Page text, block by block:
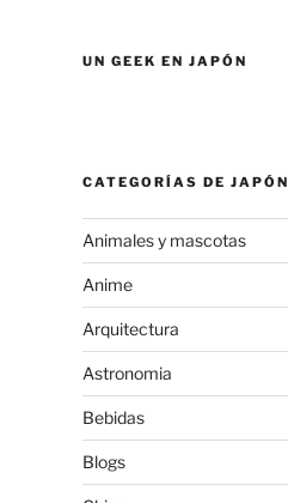
UN GEEK EN JAPÓN
CATEGORÍAS DE JAPÓN
Animales y mascotas
Anime
Arquitectura
Astronomia
Bebidas
Blogs